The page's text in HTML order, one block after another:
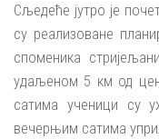
Сљедеће јутро је
су реализоване
споменика
удаљеном 5 км од
сатима ученици су
вечерњим сатима